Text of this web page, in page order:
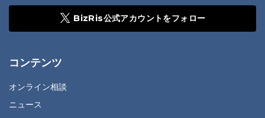
BizRis公式アカウントをフォロー
コンテンツ
オンライン相談
ニュース